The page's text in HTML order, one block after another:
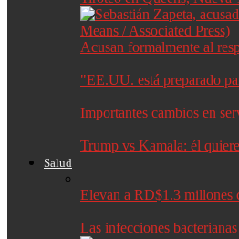
Acusan formalmente al
"EE.UU. está preparado
Importantes cambios en
Trump vs Kamala: él
Salud
Elevan a RD$1.3 millones
Las infecciones